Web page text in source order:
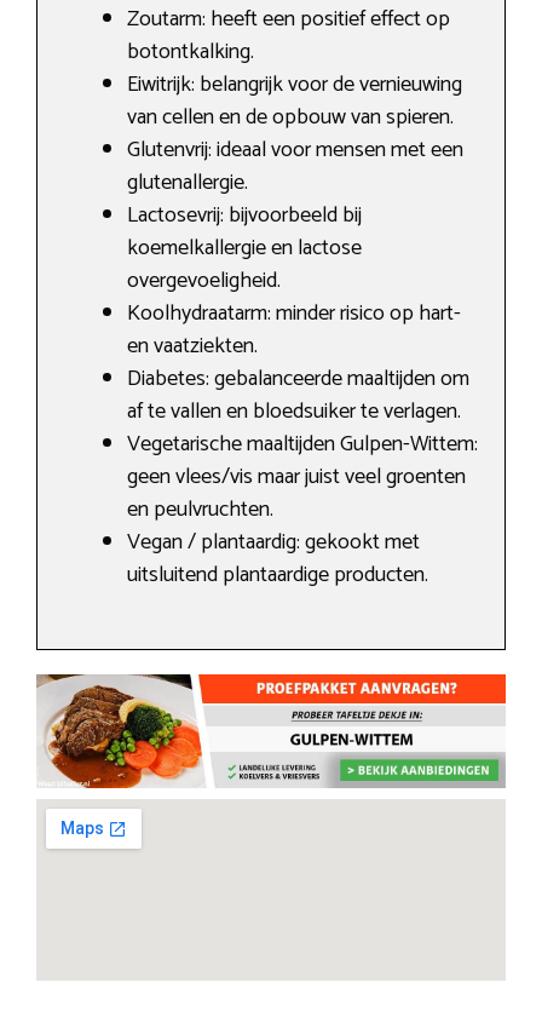
Zoutarm: heeft een positief effect op
botontkalking.
Eiwitrijk: belangrijk voor de vernieuwing
van cellen en de opbouw van spieren.
Glutenvrij: ideaal voor mensen met een
glutenallergie.
Lactosevrij: bijvoorbeeld bij
koemelkallergie en lactose
overgevoeligheid.
Koolhydraatarm: minder risico op hart-
en vaatziekten.
Diabetes: gebalanceerde maaltijden om
af te vallen en bloedsuiker te verlagen.
Vegetarische maaltijden Gulpen-Wittem:
geen vlees/vis maar juist veel groenten
en peulvruchten.
Vegan / plantaardig: gekookt met
uitsluitend plantaardige producten.